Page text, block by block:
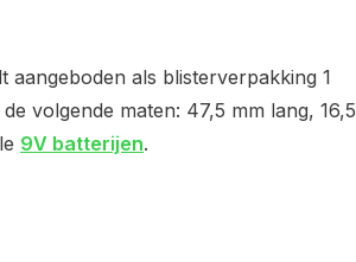
als blisterverpakking 1
volgende maten: 47,5 mm lang, 16,5
9V batterijen.